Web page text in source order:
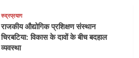
रुद्रप्रयाग
राजकीय औद्योगिक प्रशिक्षण संस्थान
चिरबटिया: विकास के दावों के बीच बदहाल
व्यवस्था